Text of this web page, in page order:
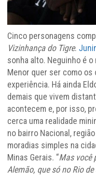
Cinco personagens
Vizinhança do Tigre.
sonha alto. Neguinho é
Menor quer ser como
experiência. Há ainda
demais que vivem
acontecem e, por isso,
cerca uma realidade
no bairro Nacional,
moradias simples na
Minas Gerais. “Mas você
Alemão, que só no Rio